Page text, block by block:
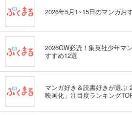
2026年5月1~15日のマンガお
2026GW必読！集英社少年マ
すすめ12選
マンガ好き＆読書好きが選ぶ
映画化」注目度ランキング